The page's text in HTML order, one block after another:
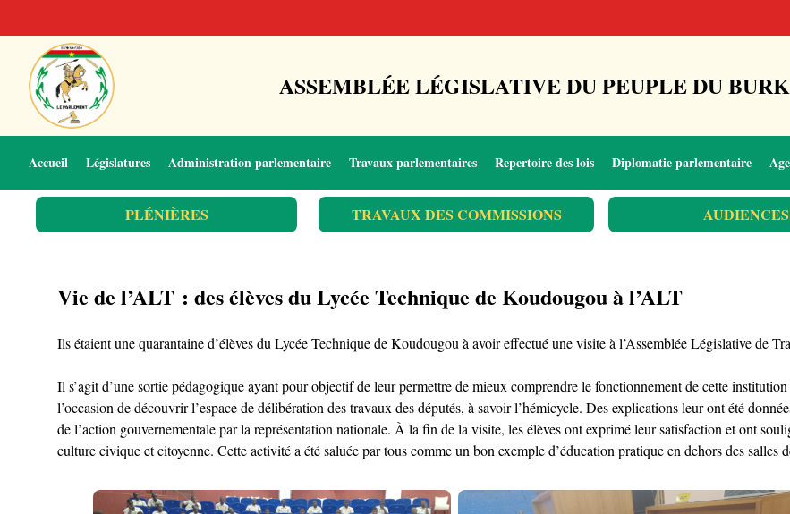
ASSEMBLÉE LÉGISLATIVE DU PEUPLE DU
Accueil Législatures Administration parlementaire Travaux parlementaires Repertoire des lois Diplomatie parlementaire
PLÉNIÈRES TRAVAUX DES COMMISSIONS AUDIENCES
Vie de l’ALT : des élèves du Lycée Technique de Koudougou à l’ALT
Ils étaient une quarantaine d’élèves du Lycée Technique de Koudougou à avoir effectué une visite à l’Assemblée Législative de
Il s’agit d’une sortie pédagogique ayant pour objectif de leur permettre de mieux comprendre le fonctionnement de cette
l’occasion de découvrir l’espace de délibération des travaux des députés, à savoir l’hémicycle. Des explications leur ont été
de l’action gouvernementale par la représentation nationale. À la fin de la visite, les élèves ont exprimé leur satisfaction et ont
culture civique et citoyenne. Cette activité a été saluée par tous comme un bon exemple d’éducation pratique en dehors des salles